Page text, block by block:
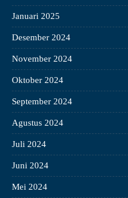
Januari 2025
Desember 2024
November 2024
Oktober 2024
September 2024
Agustus 2024
Juli 2024
Juni 2024
Mei 2024